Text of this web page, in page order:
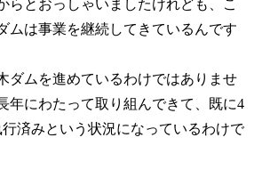
らとおっしゃいましたけれども、こ
ムは事業を継続してきているんです
ダムを進めているわけではありませ
年にわたって取り組んできて、既に4
済みという状況になっているわけで